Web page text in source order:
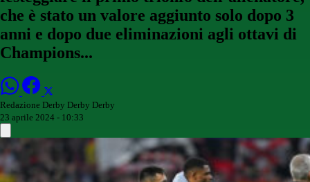
che è stato un valore aggiunto solo dopo 3
anni e dopo due eliminazioni agli ottavi di
Champions...
Redazione Derby Derby Derby
23 aprile 2024 - 10:33